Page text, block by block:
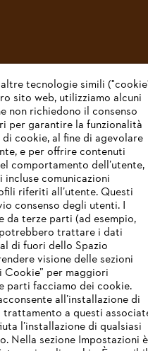
Line
tecnologie simili
sito web, utilizziamo alcuni
non richiedono il consenso
per garantire la funzionalità
cookie, al fine di agevolare
e per offrire contenuti
comportamento dell’utente,
comunicazioni
riferiti all’utente. Questi
consenso degli utenti. I
da terze parti (ad esempio,
trattare i dati
di fuori dello Spazio
visione delle sezioni
Cookie” per maggiori
parti facciamo dei cookie.
all’installazione di
a questi
l’installazione di qualsiasi
Nella sezione Impostazioni è